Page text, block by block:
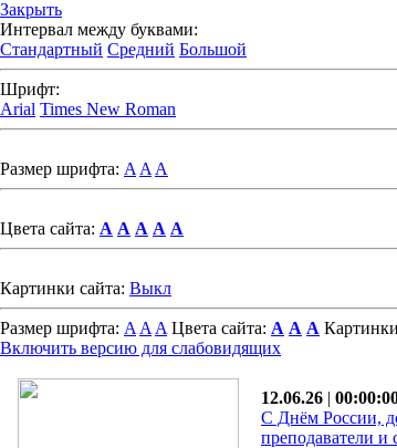
Закрыть
Интервал между буквами:
Стандартный Средний Большой
Шрифт:
Arial Times New Roman
Размер шрифта: A A A
Цвета сайта: A A A A A
Картинки сайта: Выкл
Размер шрифта: A A A Цвета сайта: A A A
Включить версию для слабовидящих
12.06.26 |
С Днём России,
преподаватели и